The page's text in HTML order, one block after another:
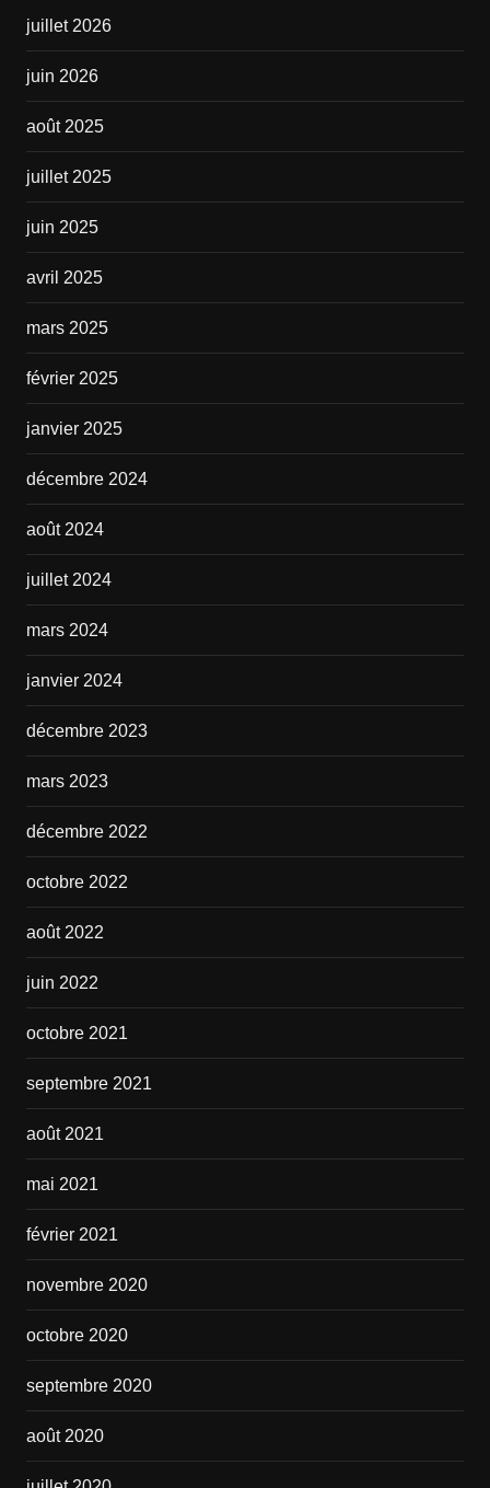
juillet 2026
juin 2026
août 2025
juillet 2025
juin 2025
avril 2025
mars 2025
février 2025
janvier 2025
décembre 2024
août 2024
juillet 2024
mars 2024
janvier 2024
décembre 2023
mars 2023
décembre 2022
octobre 2022
août 2022
juin 2022
octobre 2021
septembre 2021
août 2021
mai 2021
février 2021
novembre 2020
octobre 2020
septembre 2020
août 2020